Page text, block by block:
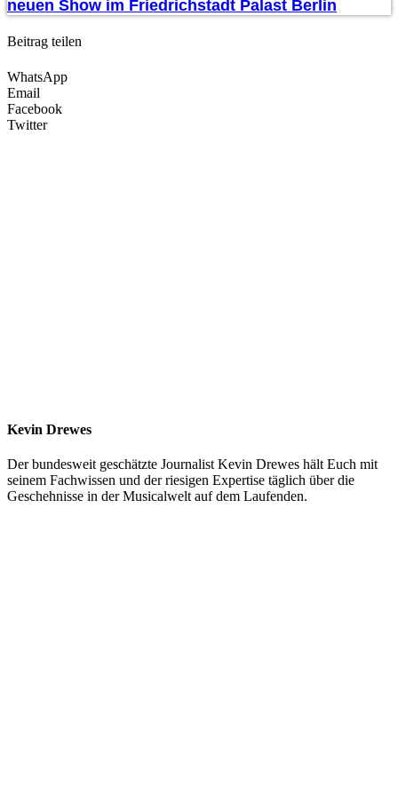
neuen Show im Friedrichstadt Palast Berlin
Beitrag teilen
WhatsApp
Email
Facebook
Twitter
Kevin Drewes
Der bundesweit geschätzte Journalist Kevin Drewes hält Euch mit
seinem Fachwissen und der riesigen Expertise täglich über die
Geschehnisse in der Musicalwelt auf dem Laufenden.